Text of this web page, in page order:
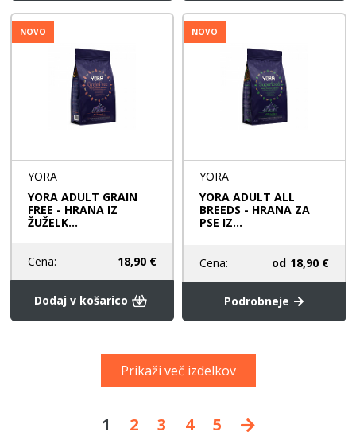
NOVO
YORA
YORA ADULT GRAIN
FREE - HRANA IZ
ŽUŽELK...
Cena: 18,90 €
Dodaj v košarico
NOVO
YORA
YORA ADULT ALL
BREEDS - HRANA ZA
PSE IZ...
Cena: od 18,90 €
Podrobneje
Prikaži več izdelkov
1 2 3 4 5